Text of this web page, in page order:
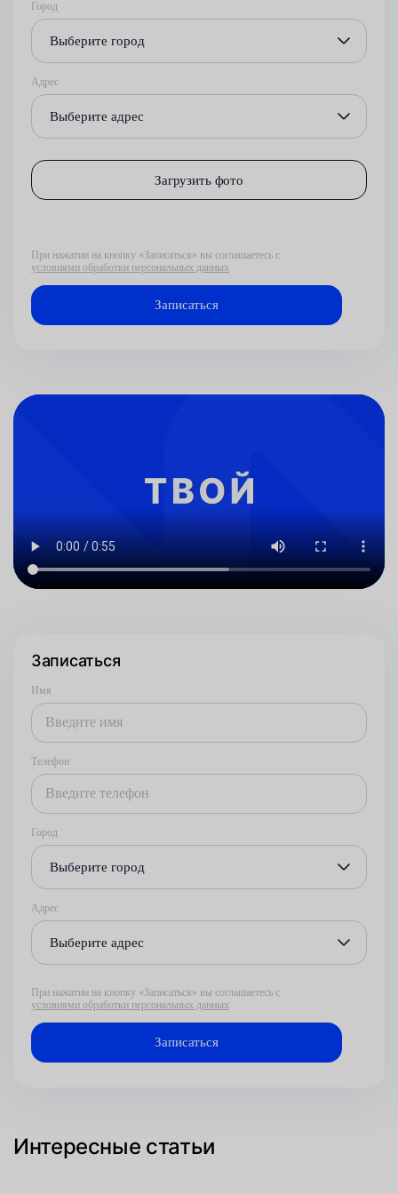
Город
Выберите город
Адрес
Выберите адрес
Загрузить фото
При нажатии на кнопку «Записаться» вы соглашаетесь с
условиями обработки персональных данных
Записаться
Имя
Телефон
Город
Выберите город
Адрес
Выберите адрес
При нажатии на кнопку «Записаться» вы соглашаетесь с
условиями обработки персональных данных
Интересные статьи